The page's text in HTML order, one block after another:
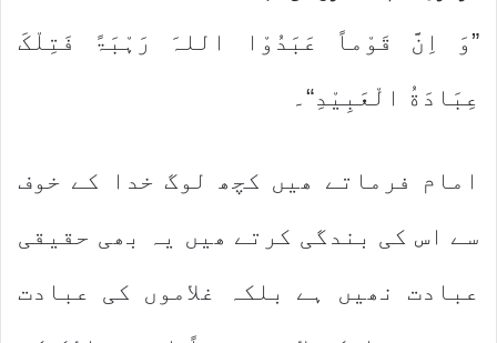
”وَ اِنَّ قَوْماً عَبَدُوْا اللہَ رَہْبَۃً فَتِلْکَ
عِبَادَةُ الْعَبِیْدِ“۔
امام فرماتے ھیں کچھ لوگ خدا کے خوف
سے اس کی بندگی کرتے ھیں یہ بھی حقیقی
عبادت نھیں ہے بلکہ غلاموں کی عبادت